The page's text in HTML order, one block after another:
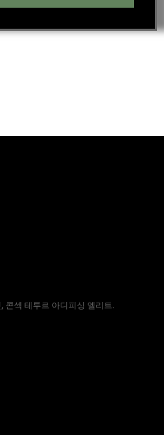
콘섹 테투르 아디피싱 엘리트.